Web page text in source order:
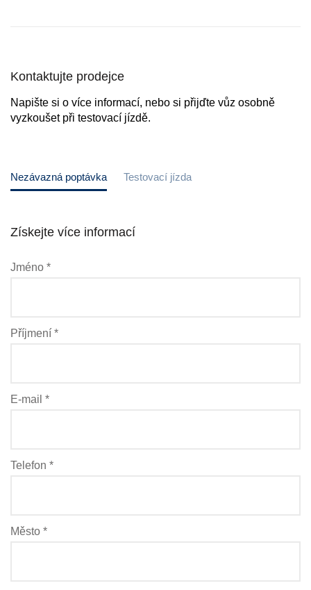
Kontaktujte prodejce
Napište si o více informací, nebo si přijďte vůz osobně
vyzkoušet při testovací jízdě.
Nezávazná poptávka Testovací jízda
Získejte více informací
Jméno *
Příjmení *
E-mail *
Telefon *
Město *